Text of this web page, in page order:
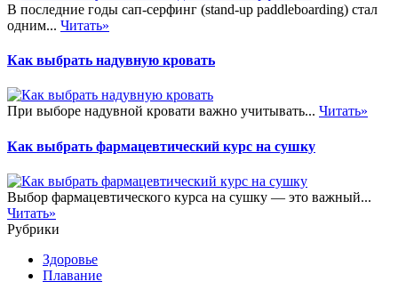
В последние годы сап-серфинг (stand-up paddleboarding) стал
одним... Читать»
Как выбрать надувную кровать
При выборе надувной кровати важно учитывать... Читать»
Как выбрать фармацевтический курс на сушку
Выбор фармацевтического курса на сушку — это важный...
Читать»
Рубрики
Здоровье
Плавание